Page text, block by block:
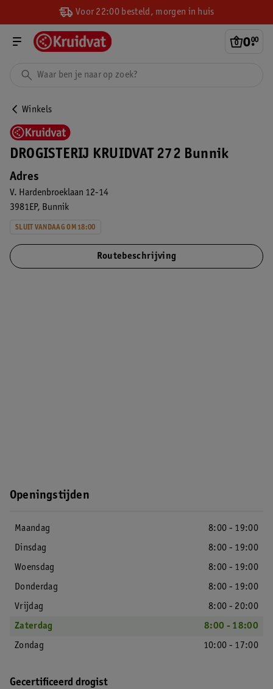
Voor 22:00 besteld, morgen in huis
0.
00
Winkels
DROGISTERIJ KRUIDVAT 272 Bunnik
Adres
V. Hardenbroeklaan 12-14
3981EP
Bunnik
SLUIT VANDAAG OM 18:00
Routebeschrijving
Openingstijden
Maandag
8:00 - 19:00
Dinsdag
8:00 - 19:00
Woensdag
8:00 - 19:00
Donderdag
8:00 - 19:00
Vrijdag
8:00 - 20:00
Zaterdag
8:00 - 18:00
Zondag
10:00 - 17:00
Gecertificeerd drogist